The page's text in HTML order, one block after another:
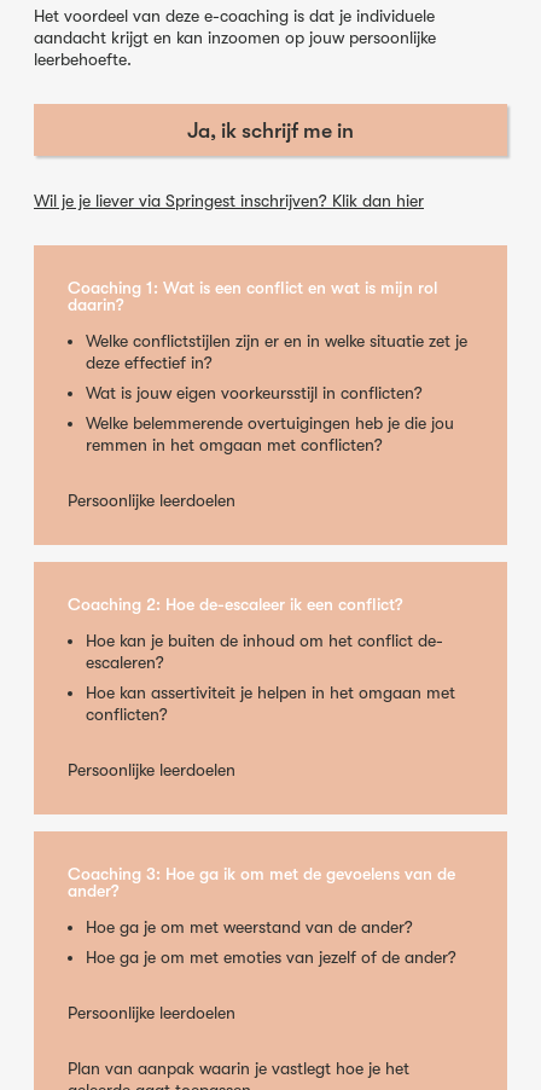
Het voordeel van deze e-coaching is dat je individuele
aandacht krijgt en kan inzoomen op jouw persoonlijke
leerbehoefte.
Ja, ik schrijf me in
Wil je je liever via Springest inschrijven? Klik dan hier
Coaching 1: Wat is een conflict en wat is mijn rol
daarin?
Welke conflictstijlen zijn er en in welke situatie zet je
deze effectief in?
Wat is jouw eigen voorkeursstijl in conflicten?
Welke belemmerende overtuigingen heb je die jou
remmen in het omgaan met conflicten?
Persoonlijke leerdoelen
Coaching 2: Hoe de-escaleer ik een conflict?
Hoe kan je buiten de inhoud om het conflict de-
escaleren?
Hoe kan assertiviteit je helpen in het omgaan met
conflicten?
Persoonlijke leerdoelen
Coaching 3: Hoe ga ik om met de gevoelens van de
ander?
Hoe ga je om met weerstand van de ander?
Hoe ga je om met emoties van jezelf of de ander?
Persoonlijke leerdoelen
Plan van aanpak waarin je vastlegt hoe je het